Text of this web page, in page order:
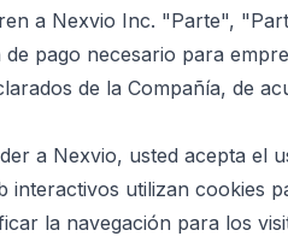
a Nexvio Inc. "Parte",
pago necesario para
de la Compañía, de
a Nexvio, usted acepta el
interactivos utilizan cookies
la navegación para los